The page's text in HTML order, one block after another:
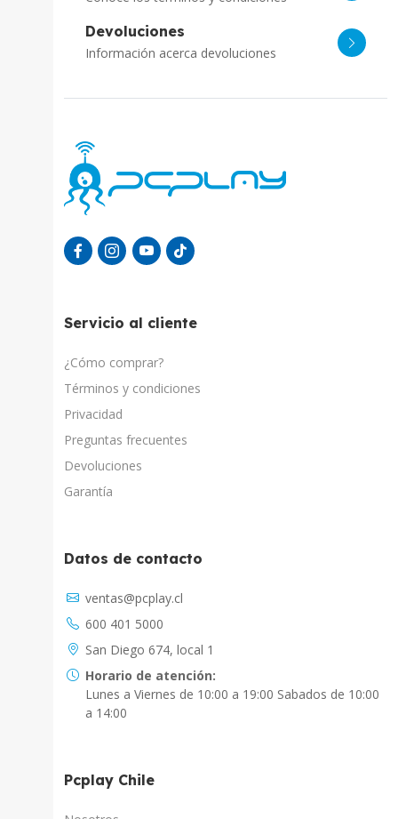
Devoluciones
Información acerca devoluciones
Servicio al cliente
¿Cómo comprar?
Términos y condiciones
Privacidad
Preguntas frecuentes
Devoluciones
Garantía
Datos de contacto
ventas@pcplay.cl
600 401 5000
San Diego 674, local 1
Horario de atención:
Lunes a Viernes de 10:00 a 19:00 Sabados de 10:00
a 14:00
Pcplay Chile
Chat con IA
PcPlay Santiago / Web
Hola soy Freddy, en que puedo ayudarte...
PcPlay Santiago / Tienda
PCPlay Osorno